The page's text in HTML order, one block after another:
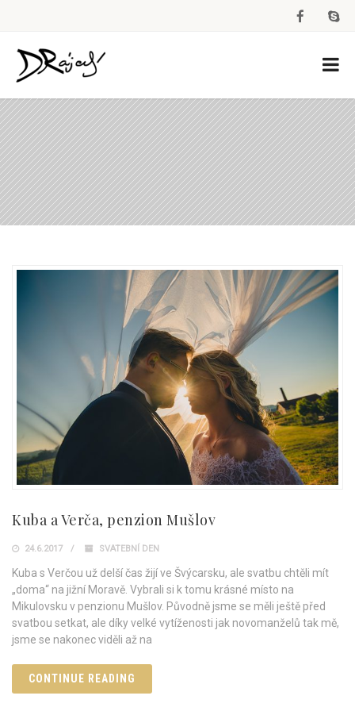
Kuba a Verča, penzion Mušlov
24.6.2017 SVATEBNÍ DEN
Kuba s Verčou už delší čas žijí ve Švýcarsku, ale svatbu chtěli mít
„doma“ na jižní Moravě. Vybrali si k tomu krásné místo na
Mikulovsku v penzionu Mušlov. Původně jsme se měli ještě před
svatbou setkat, ale díky velké vytíženosti jak novomanželů tak mě,
jsme se nakonec viděli až na
CONTINUE READING